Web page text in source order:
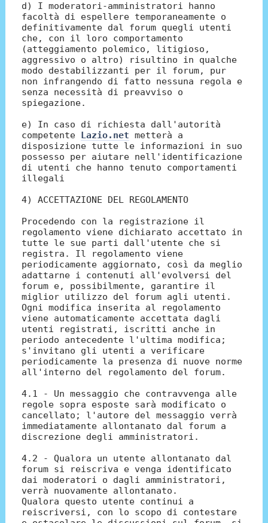
d) I moderatori-amministratori hanno
facoltà di espellere temporaneamente o
definitivamente dal forum quegli utenti
che, con il loro comportamento
(atteggiamento polemico, litigioso,
aggressivo o altro) risultino in qualche
modo destabilizzanti per il forum, pur
non infrangendo di fatto nessuna regola e
senza necessità di preavviso o
spiegazione.
e) In caso di richiesta dall'autorità
competente Lazio.net metterà a
disposizione tutte le informazioni in suo
possesso per aiutare nell'identificazione
di utenti che hanno tenuto comportamenti
illegali
4) ACCETTAZIONE DEL REGOLAMENTO
Procedendo con la registrazione il
regolamento viene dichiarato accettato in
tutte le sue parti dall'utente che si
registra. Il regolamento viene
periodicamente aggiornato, così da meglio
adattarne i contenuti all'evolversi del
forum e, possibilmente, garantire il
miglior utilizzo del forum agli utenti.
Ogni modifica inserita al regolamento
viene automaticamente accettata dagli
utenti registrati, iscritti anche in
periodo antecedente l'ultima modifica;
s'invitano gli utenti a verificare
periodicamente la presenza di nuove norme
all'interno del regolamento del forum.
4.1 - Un messaggio che contravvenga alle
regole sopra esposte sarà modificato o
cancellato; l'autore del messaggio verrà
immediatamente allontanato dal forum a
discrezione degli amministratori.
4.2 - Qualora un utente allontanato dal
forum si reiscriva e venga identificato
dai moderatori o dagli amministratori,
verrà nuovamente allontanato.
Qualora questo utente continui a
reiscriversi, con lo scopo di contestare